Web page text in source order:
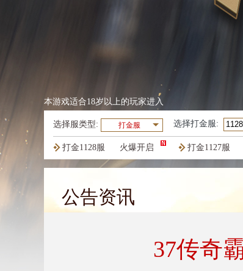
本游戏适合18岁以上的玩家进入
选择服类型: 打金服 选择打金服:
火爆开启
打金1128服 打金1127服
火爆开启
打金1124服
公告资讯
37传奇